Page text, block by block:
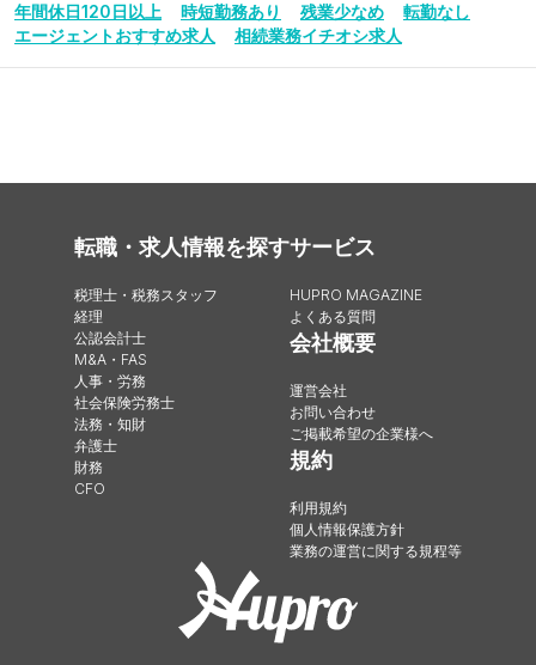
年間休日120日以上
時短勤務あり 残業少なめ
転勤なし
エージェントおすすめ求人
相続業務イチオシ求人
転職・求人情報を探す
税理士・税務スタッフ
経理
公認会計士
M&A・FAS
人事・労務
社会保険労務士
法務・知財
弁護士
財務
CFO
サービス
HUPRO MAGAZINE
よくある質問
会社概要
運営会社
お問い合わせ
ご掲載希望の企業様へ
規約
利用規約
個人情報保護方針
業務の運営に関する規程等